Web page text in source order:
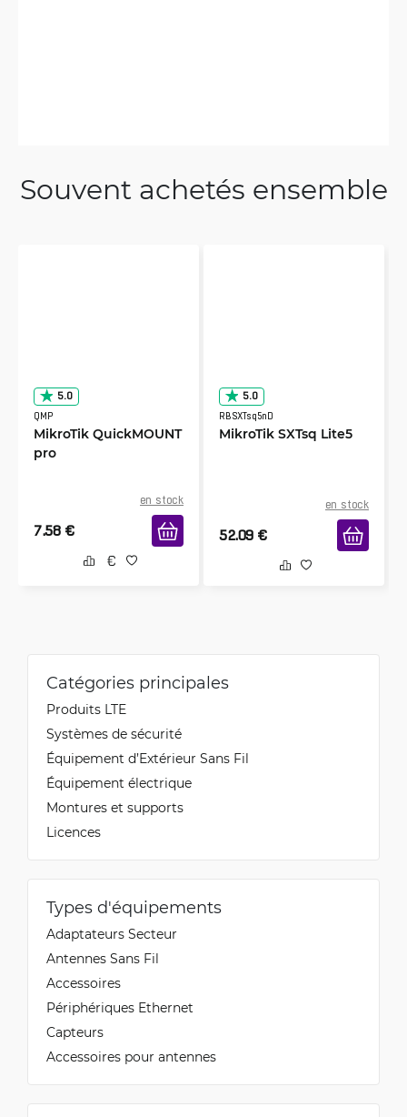
Souvent achetés ensemble
5.0
QMP
MikroTik QuickMOUNT
pro
en stock
7.58 €
5.0
RBSXTsq5nD
MikroTik SXTsq Lite5
en stock
52.09 €
Catégories principales
Produits LTE
Systèmes de sécurité
Équipement d’Extérieur Sans Fil
Équipement électrique
Montures et supports
Licences
Types d'équipements
Adaptateurs Secteur
Antennes Sans Fil
Accessoires
Périphériques Ethernet
Capteurs
Accessoires pour antennes